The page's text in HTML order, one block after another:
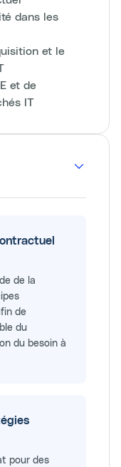
dans les
et le
et de
IT
de la
de
du
du besoin à
pour des